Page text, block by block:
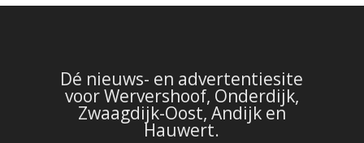
Dé nieuws- en advertentiesite
voor Wervershoof, Onderdijk,
Zwaagdijk-Oost, Andijk en
Hauwert.